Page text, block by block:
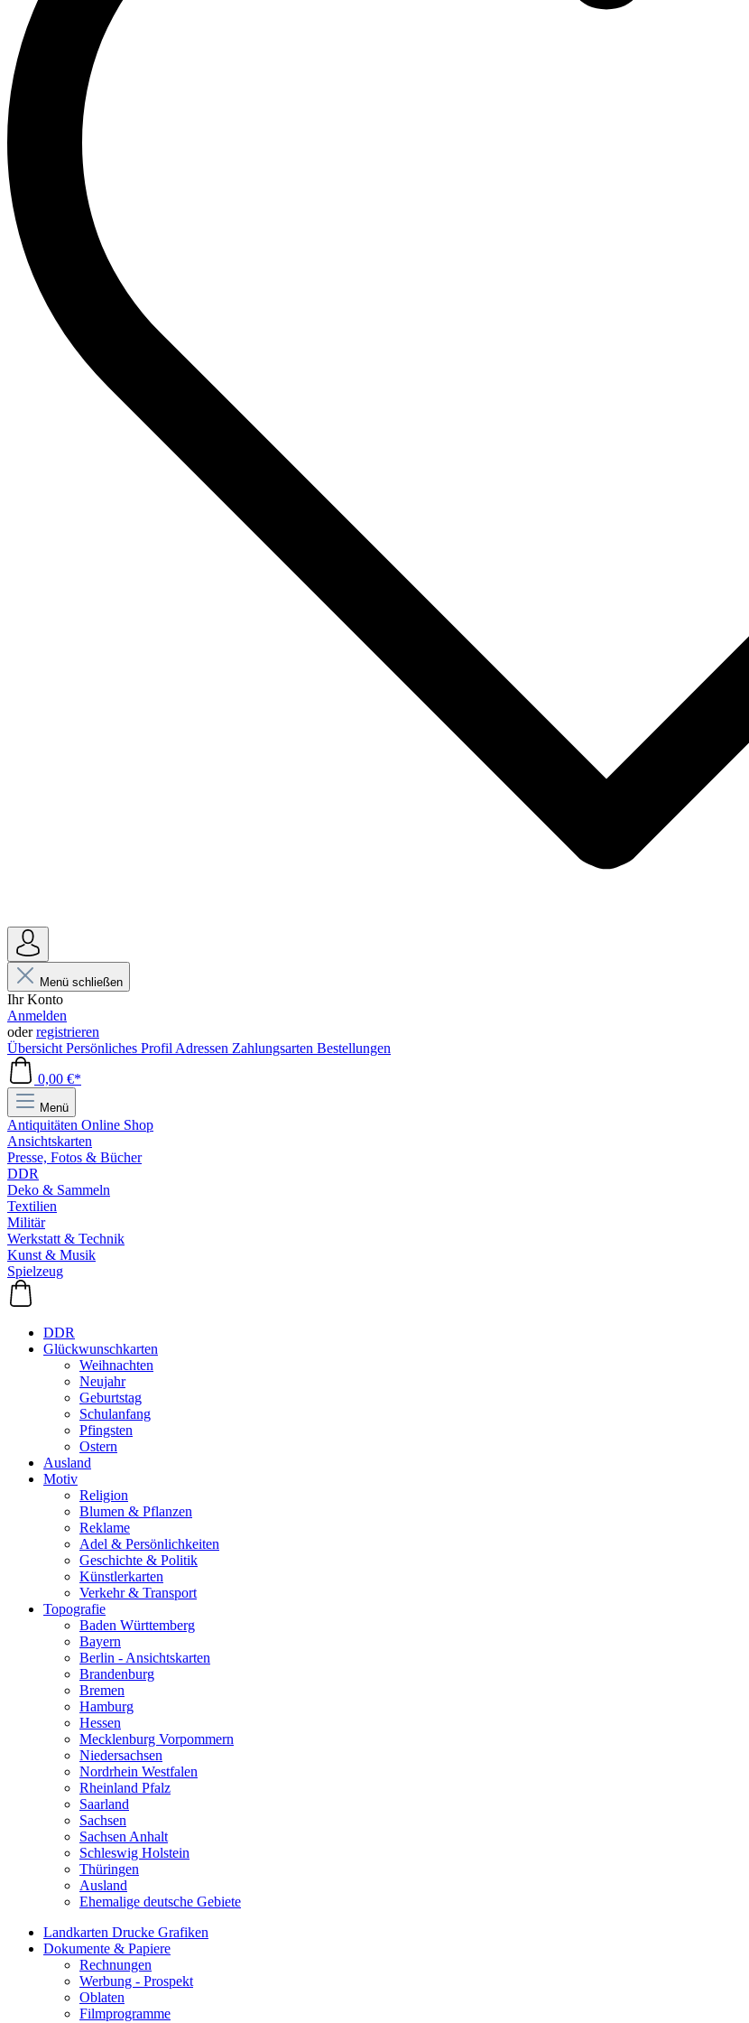
Menü schließen
Ihr Konto
Anmelden
oderregistrieren
Übersicht Persönliches Profil Adressen Zahlungsarten Bestellungen
0,00 €*
Menü
Antiquitäten Online Shop
Ansichtskarten
Presse, Fotos & Bücher
DDR
Deko & Sammeln
Textilien
Militär
Werkstatt & Technik
Kunst & Musik
Spielzeug
DDR
Glückwunschkarten
Weihnachten
Neujahr
Geburtstag
Schulanfang
Pfingsten
Ostern
Ausland
Motiv
Religion
Blumen & Pflanzen
Reklame
Adel & Persönlichkeiten
Geschichte & Politik
Künstlerkarten
Verkehr & Transport
Topografie
Baden Württemberg
Bayern
Berlin - Ansichtskarten
Brandenburg
Bremen
Hamburg
Hessen
Mecklenburg Vorpommern
Niedersachsen
Nordrhein Westfalen
Rheinland Pfalz
Saarland
Sachsen
Sachsen Anhalt
Schleswig Holstein
Thüringen
Ausland
Ehemalige deutsche Gebiete
Landkarten Drucke Grafiken
Dokumente & Papiere
Rechnungen
Werbung - Prospekt
Oblaten
Filmprogramme